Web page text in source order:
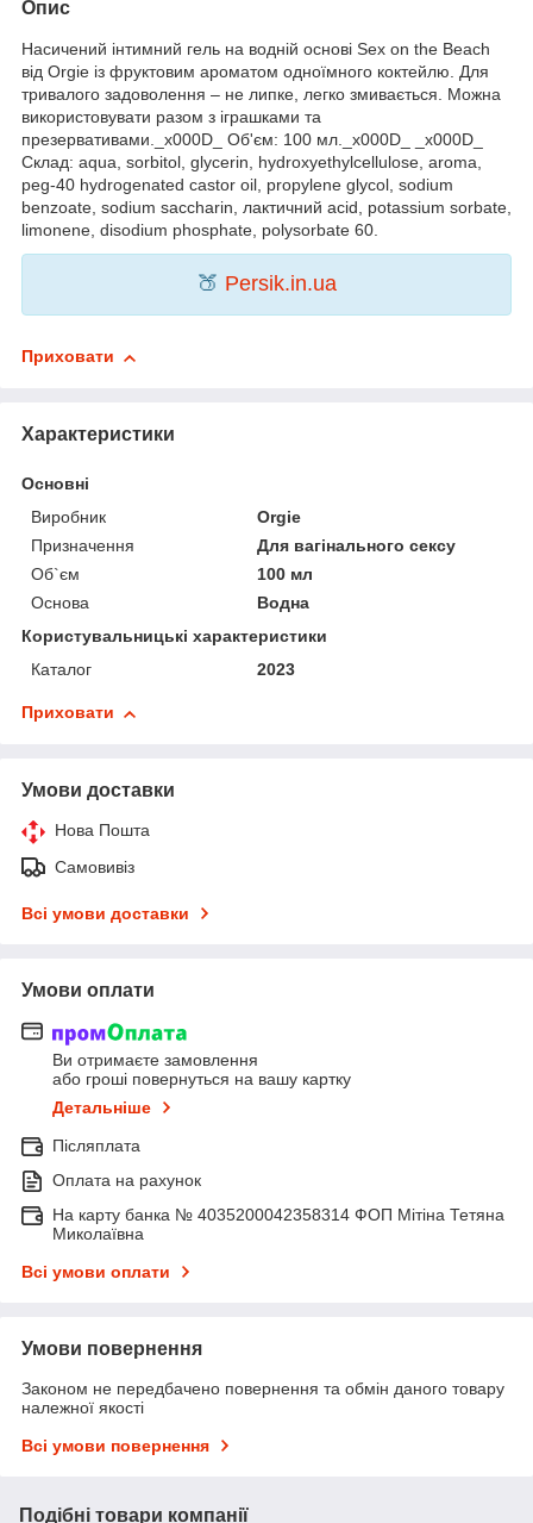
Опис
Насичений інтимний гель на водній основі Sex on the Beach
від Orgie із фруктовим ароматом одноїмного коктейлю. Для
тривалого задоволення – не липке, легко змивається. Можна
використовувати разом з іграшками та
презервативами._x000D_ Об'єм: 100 мл._x000D_ _x000D_
Склад: aqua, sorbitol, glycerin, hydroxyethylcellulose, aroma,
peg-40 hydrogenated castor oil, propylene glycol, sodium
benzoate, sodium saccharin, лактичний acid, potassium sorbate,
limonene, disodium phosphate, polysorbate 60.
🍑 Persik.in.ua
Приховати
Характеристики
Основні
Виробник
Orgie
Призначення
Для вагінального сексу
Об`єм
100 мл
Основа
Водна
Користувальницькі характеристики
Каталог
2023
Приховати
Умови доставки
Нова Пошта
Самовивіз
Всі умови доставки
Умови оплати
Ви отримаєте замовлення
або гроші повернуться на вашу картку
Детальніше
Післяплата
Оплата на рахунок
На карту банка № 4035200042358314 ФОП Мітіна Тетяна
Миколаївна
Всі умови оплати
Умови повернення
Законом не передбачено повернення та обмін даного товару
належної якості
Всі умови повернення
Подібні товари компанії